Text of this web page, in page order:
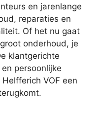
en jarenlange
reparaties en
Of het nu gaat
onderhoud, je
klantgerichte
persoonlijke
VOF een